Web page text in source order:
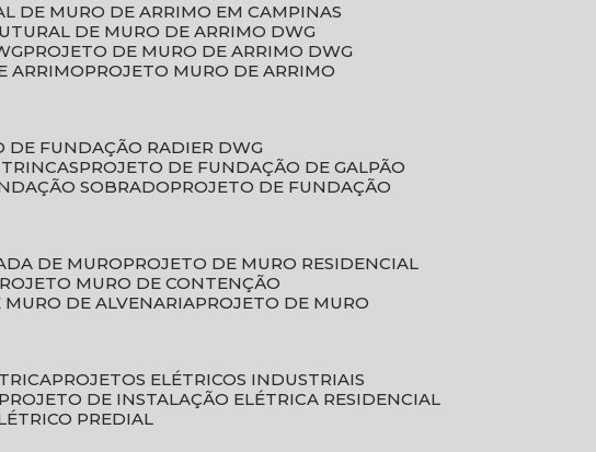
DE MURO DE ARRIMO EM CAMPINAS
DE MURO DE ARRIMO DWG
PROJETO DE MURO DE ARRIMO DWG
ARRIMO
PROJETO MURO DE ARRIMO
DE FUNDAÇÃO RADIER DWG
TRINCAS
PROJETO DE FUNDAÇÃO DE GALPÃO
SOBRADO
PROJETO DE FUNDAÇÃO
DE MURO
PROJETO DE MURO RESIDENCIAL
PROJETO MURO DE CONTENÇÃO
MURO DE ALVENARIA
PROJETO DE MURO
PROJETOS ELÉTRICOS INDUSTRIAIS
PROJETO DE INSTALAÇÃO ELÉTRICA RESIDENCIAL
PREDIAL